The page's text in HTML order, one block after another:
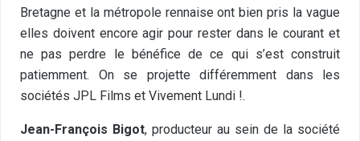
Bretagne et la métropole rennaise ont bien pris la vague
elles doivent encore agir pour rester dans le courant et
ne pas perdre le bénéfice de ce qui s’est construit
patiemment. On se projette différemment dans les
sociétés JPL Films et Vivement Lundi !.
Jean-François Bigot, producteur au sein de la société